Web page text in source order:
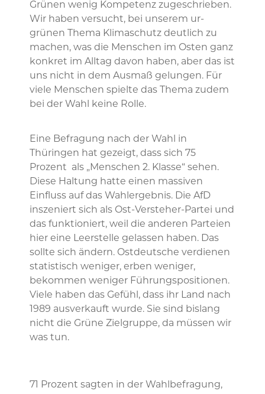
Grünen wenig Kompetenz zugeschrieben.
Wir haben versucht, bei unserem ur-
grünen Thema Klimaschutz deutlich zu
machen, was die Menschen im Osten ganz
konkret im Alltag davon haben, aber das ist
uns nicht in dem Ausmaß gelungen. Für
viele Menschen spielte das Thema zudem
bei der Wahl keine Rolle.
Eine Befragung nach der Wahl in
Thüringen hat gezeigt, dass sich 75
Prozent als „Menschen 2. Klasse“ sehen.
Diese Haltung hatte einen massiven
Einfluss auf das Wahlergebnis. Die AfD
inszeniert sich als Ost-Versteher-Partei und
das funktioniert, weil die anderen Parteien
hier eine Leerstelle gelassen haben. Das
sollte sich ändern. Ostdeutsche verdienen
statistisch weniger, erben weniger,
bekommen weniger Führungspositionen.
Viele haben das Gefühl, dass ihr Land nach
1989 ausverkauft wurde. Sie sind bislang
nicht die Grüne Zielgruppe, da müssen wir
was tun.
71 Prozent sagten in der Wahlbefragung,